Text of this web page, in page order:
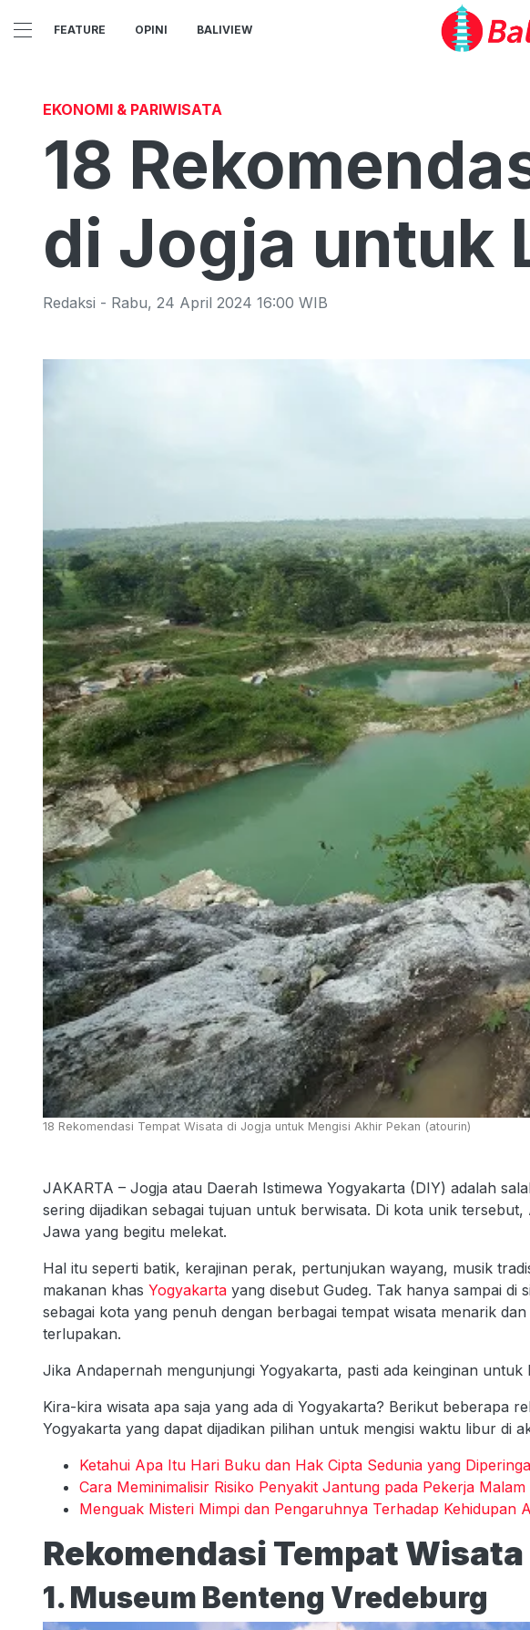
FEATURE OPINI BALIVIEW
EKONOMI & PARIWISATA
18
di Jogja untuk
Redaksi - Rabu, 24 April 2024 16:00 WIB
18 Rekomendasi Tempat Wisata di Jogja untuk Mengisi Akhir Pekan (atourin)
JAKARTA – Jogja atau Daerah Istimewa Yogyakarta (DIY) adalah
sering dijadikan sebagai tujuan untuk berwisata. Di kota unik
Jawa yang begitu melekat.
Hal itu seperti batik, kerajinan perak, pertunjukan wayang, musik
makanan khas Yogyakarta yang disebut Gudeg. Tak hanya sampai di
sebagai kota yang penuh dengan berbagai tempat wisata menarik
terlupakan.
Jika Andapernah mengunjungi Yogyakarta, pasti ada keinginan untuk
Kira-kira wisata apa saja yang ada di Yogyakarta? Berikut beberapa
Yogyakarta yang dapat dijadikan pilihan untuk mengisi waktu libur di
Ketahui Apa Itu Hari Buku dan Hak Cipta Sedunia yang
Cara Meminimalisir Risiko Penyakit Jantung pada Pekerja Malam
Menguak Misteri Mimpi dan Pengaruhnya Terhadap Kehidupan
Rekomendasi Tempat
1. Museum Benteng Vredeburg